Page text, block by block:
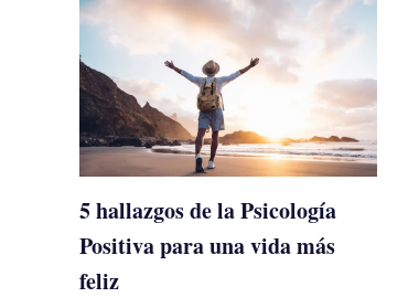
5 hallazgos de la Psicología
Positiva para una vida más
feliz